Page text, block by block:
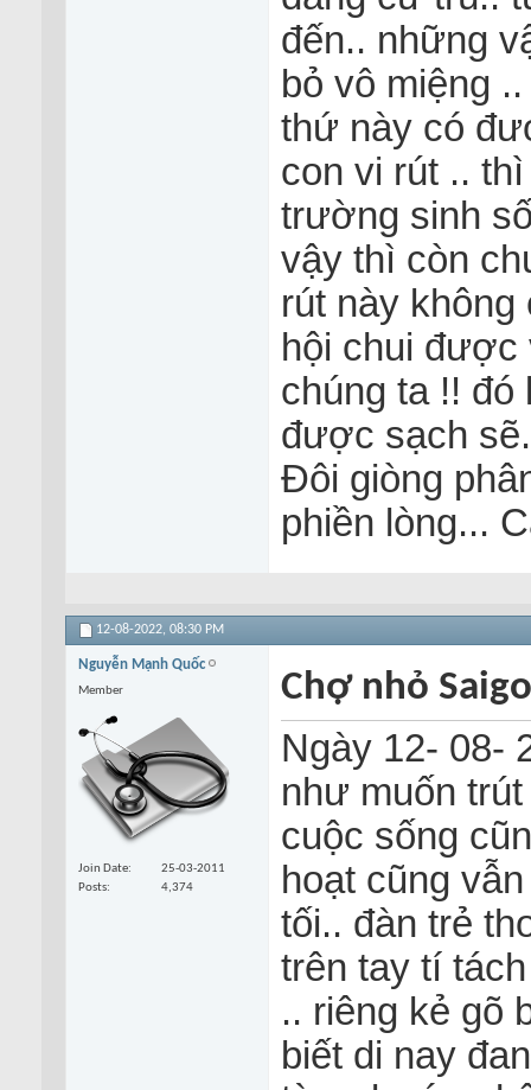
đến.. những
bỏ vô miệng
thứ này có
con vi rút ..
trường sinh
vậy thì còn
rút này
hội chui được
chúng ta !!
được sạch
Đôi giòng
phiền lòng...
12-08-2022, 08:30 PM
Nguyễn Mạnh Quốc
Member
Join Date
25-03-2011
Posts
4,374
Chợ nhỏ
Ngày 12- 08-
như muốn
cuộc sống
hoạt cũng
tối.. đàn trẻ
trên tay tí
.. riêng kẻ gõ
biết di nay